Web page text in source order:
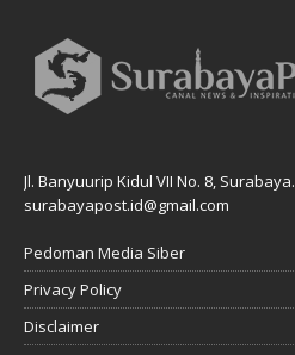
Jl. Banyuurip Kidul VII No. 8, Surabaya.
surabayapost.id@gmail.com
Pedoman Media Siber
Privacy Policy
Disclaimer